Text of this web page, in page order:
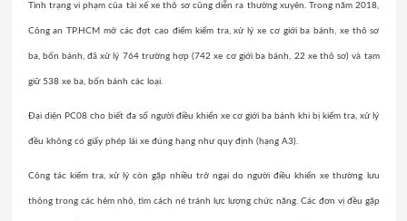
Tình trạng vi phạm của tài xế xe thô sơ cũng diễn ra thường xuyên. Trong năm 2018,
Công an TP.HCM mở các đợt cao điểm kiểm tra, xử lý xe cơ giới ba bánh, xe thô sơ
ba, bốn bánh, đã xử lý 764 trường hợp (742 xe cơ giới ba bánh, 22 xe thô sơ) và tạm
giữ 538 xe ba, bốn bánh các loại.
Đại diện PC08 cho biết đa số người điều khiển xe cơ giới ba bánh khi bị kiểm tra, xử lý
đều không có giấy phép lái xe đúng hạng như quy định (hạng A3).
Công tác kiểm tra, xử lý còn gặp nhiều trở ngại do người điều khiển xe thường lưu
thông trong các hẻm nhỏ, tìm cách né tránh lực lượng chức năng. Các đơn vị đều gặp